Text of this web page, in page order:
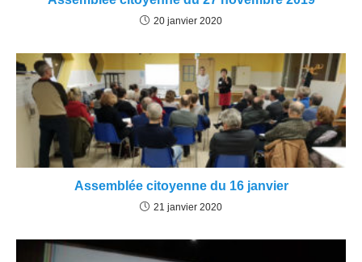
20 janvier 2020
Assemblée citoyenne du 16 janvier
21 janvier 2020